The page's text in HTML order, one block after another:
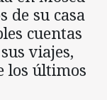
de su casa
cuentas
viajes,
los últimos